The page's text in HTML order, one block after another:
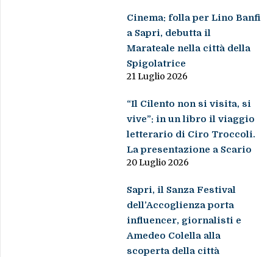
Cinema: folla per Lino Banfi
a Sapri, debutta il
Marateale nella città della
Spigolatrice
21 Luglio 2026
“Il Cilento non si visita, si
vive”: in un libro il viaggio
letterario di Ciro Troccoli.
La presentazione a Scario
20 Luglio 2026
Sapri, il Sanza Festival
dell’Accoglienza porta
influencer, giornalisti e
Amedeo Colella alla
scoperta della città